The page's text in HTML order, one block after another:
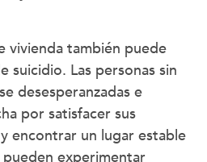
vivienda también puede
suicidio. Las personas sin
desesperanzadas e
por satisfacer sus
encontrar un lugar estable
experimentar